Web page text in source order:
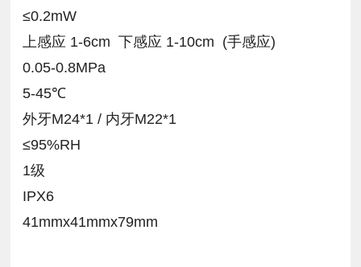
≤0.2mW
上感应 1-6cm 下感应 1-10cm (手感应)
0.05-0.8MPa
5-45℃
外牙M24*1 / 内牙M22*1
≤95%RH
1级
IPX6
41mmx41mmx79mm